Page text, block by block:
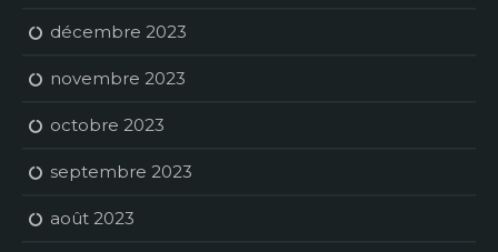
décembre 2023
novembre 2023
octobre 2023
septembre 2023
août 2023